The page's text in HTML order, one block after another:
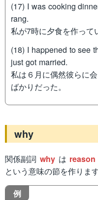
(17) I was cooking
rang.
私が7時に夕食を作って
(18) I happened to see
just got married.
私は６月に偶然彼らに
ばかりだった。
why
関係副詞 why は reason
という意味の節を作ります
例